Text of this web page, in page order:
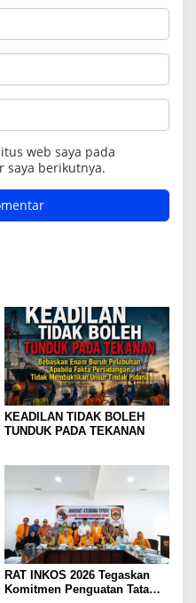
web saya pada
saya berikutnya.
KEADILAN TIDAK BOLEH
TUNDUK PADA TEKANAN
RAT INKOS 2026 Tegaskan
Komitmen Penguatan Tata